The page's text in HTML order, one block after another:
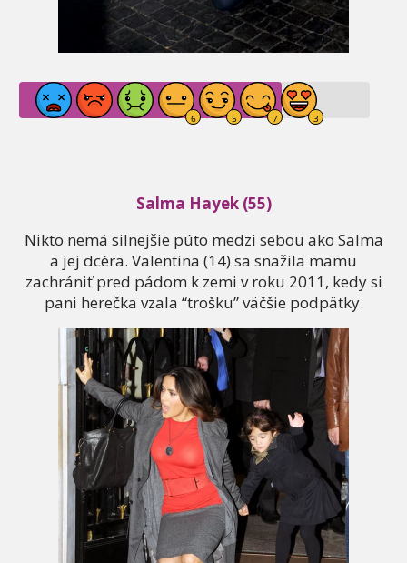
Salma Hayek (55)
Nikto nemá silnejšie púto medzi sebou ako Salma
a jej dcéra. Valentina (14) sa snažila mamu
zachrániť pred pádom k zemi v roku 2011, kedy si
pani herečka vzala “trošku” väčšie podpätky.